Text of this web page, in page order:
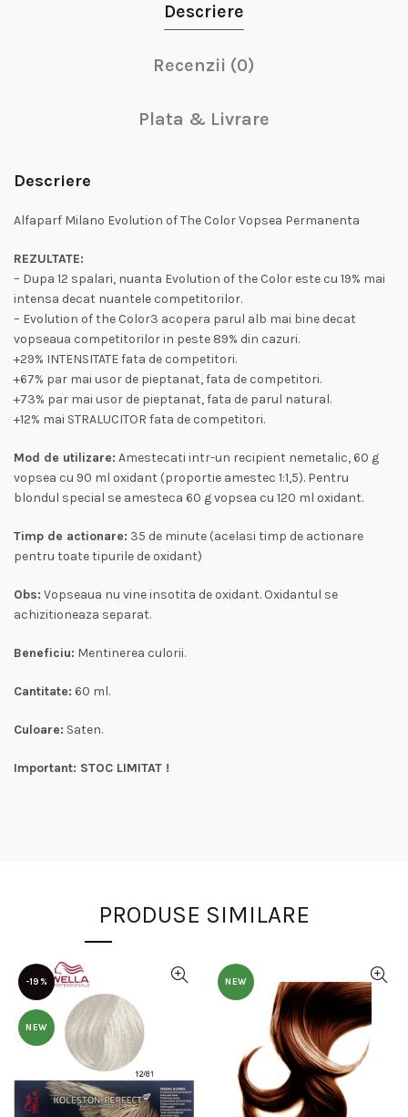
Descriere
Recenzii (0)
Plata & Livrare
Descriere
Alfaparf Milano Evolution of The Color Vopsea Permanenta
REZULTATE:
– Dupa 12 spalari, nuanta Evolution of the Color este cu 19% mai
intensa decat nuantele competitorilor.
– Evolution of the Color3 acopera parul alb mai bine decat
vopseaua competitorilor in peste 89% din cazuri.
+29% INTENSITATE fata de competitori.
+67% par mai usor de pieptanat, fata de competitori.
+73% par mai usor de pieptanat, fata de parul natural.
+12% mai STRALUCITOR fata de competitori.
Mod de utilizare: Amestecati intr-un recipient nemetalic, 60 g
vopsea cu 90 ml oxidant (proportie amestec 1:1,5). Pentru
blondul special se amesteca 60 g vopsea cu 120 ml oxidant.
Timp de actionare: 35 de minute (acelasi timp de actionare
pentru toate tipurile de oxidant)
Obs: Vopseaua nu vine insotita de oxidant. Oxidantul se
achizitioneaza separat.
Beneficiu: Mentinerea culorii.
Cantitate: 60 ml.
Culoare: Saten.
Important: STOC LIMITAT !
PRODUSE SIMILARE
-19%
NEW
NEW